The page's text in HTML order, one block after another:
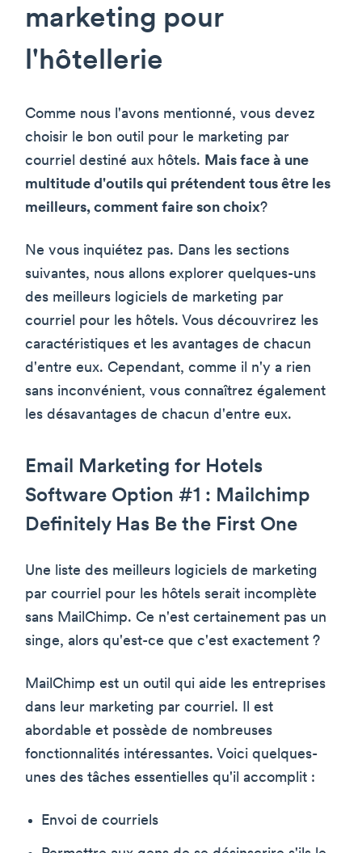
marketing pour
l'hôtellerie
Comme nous l'avons mentionné, vous devez
choisir le bon outil pour le marketing par
courriel destiné aux hôtels. Mais face à une
multitude d'outils qui prétendent tous être les
meilleurs, comment faire son choix?
Ne vous inquiétez pas. Dans les sections
suivantes, nous allons explorer quelques-uns
des meilleurs logiciels de marketing par
courriel pour les hôtels. Vous découvrirez les
caractéristiques et les avantages de chacun
d'entre eux. Cependant, comme il n'y a rien
sans inconvénient, vous connaîtrez également
les désavantages de chacun d'entre eux.
Email Marketing for Hotels
Software Option #1 : Mailchimp
Definitely Has Be the First One
Une liste des meilleurs logiciels de marketing
par courriel pour les hôtels serait incomplète
sans MailChimp. Ce n'est certainement pas un
singe, alors qu'est-ce que c'est exactement ?
MailChimp est un outil qui aide les entreprises
dans leur marketing par courriel. Il est
abordable et possède de nombreuses
fonctionnalités intéressantes. Voici quelques-
unes des tâches essentielles qu'il accomplit :
Envoi de courriels